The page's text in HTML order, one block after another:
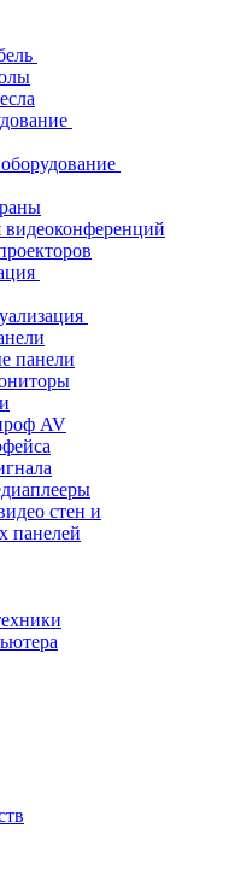
панели
AV
стен и
панелей